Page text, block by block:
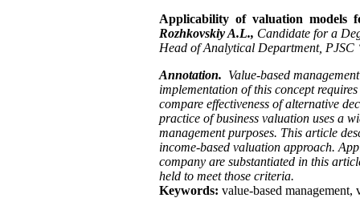
Applicability of valuation models
Rozhkovskiy A.L., Candidate for a
Head of Analytical Department,
Annotation. Value-based
implementation of this concept
compare effectiveness of alternative
practice of business valuation uses a
management purposes. This article
income-based valuation approach.
company are substantiated in this
held to meet those criteria.
Keywords: value-based